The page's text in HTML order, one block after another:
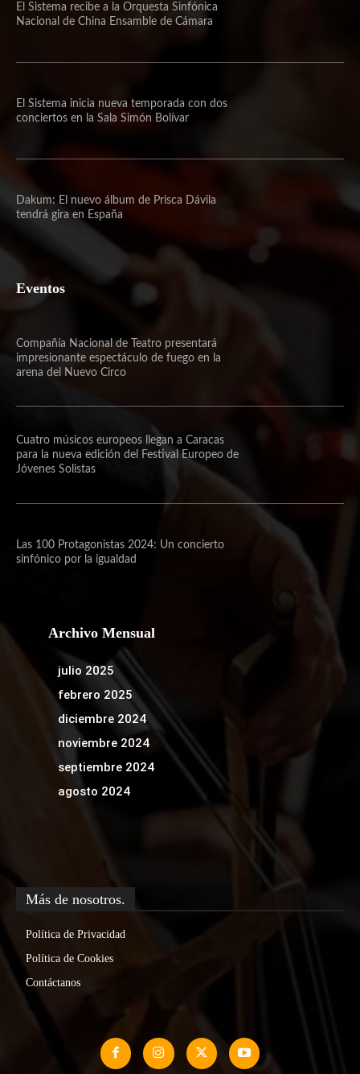
El Sistema recibe a la Orquesta Sinfónica
Nacional de China Ensamble de Cámara
El Sistema inicia nueva temporada con dos
conciertos en la Sala Simón Bolívar
Dakum: El nuevo álbum de Prisca Dávila
tendrá gira en España
Eventos
Compañía Nacional de Teatro presentará
impresionante espectáculo de fuego en la
arena del Nuevo Circo
Cuatro músicos europeos llegan a Caracas
para la nueva edición del Festival Europeo de
Jóvenes Solistas
Las 100 Protagonistas 2024: Un concierto
sinfónico por la igualdad
Archivo Mensual
julio 2025
febrero 2025
diciembre 2024
noviembre 2024
septiembre 2024
agosto 2024
Más de nosotros.
Política de Privacidad
Política de Cookies
Contáctanos